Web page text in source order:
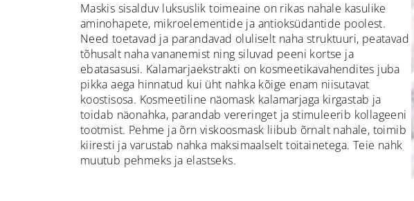
Maskis sisalduv luksuslik toimeaine on rikas nahale kasulike
aminohapete, mikroelementide ja antioksüdantide poolest.
Need toetavad ja parandavad oluliselt naha struktuuri, peatavad
tõhusalt naha vananemist ning siluvad peeni kortse ja
ebatasasusi. Kalamarjaekstrakti on kosmeetikavahendites juba
pikka aega hinnatud kui üht nahka kõige enam niisutavat
koostisosa. Kosmeetiline näomask kalamarjaga kirgastab ja
toidab näonahka, parandab vereringet ja stimuleerib kollageeni
tootmist. Pehme ja õrn viskoosmask liibub õrnalt nahale, toimib
kiiresti ja varustab nahka maksimaalselt toitainetega. Teie nahk
muutub pehmeks ja elastseks.